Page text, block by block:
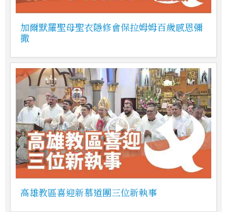
加爾默羅聖母聖衣隱修會保拉姆姆百歲感恩彌
撒
高雄教區喜迎新慕道團三位新執事